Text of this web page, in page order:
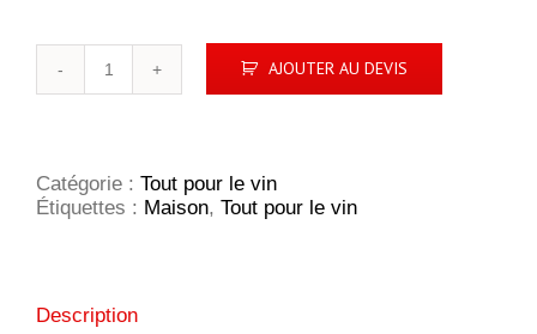
AJOUTER AU DEVIS
Catégorie : Tout pour le vin
Étiquettes : Maison, Tout pour le vin
Description